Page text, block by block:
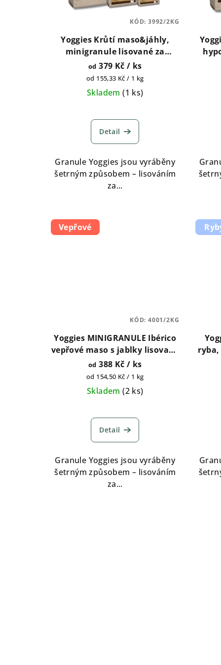
kYoggies Krůtí maso&jáhly,
minigranule lisované za
studena s probiotiky 2kg, 5kg,
15kg
od 379 Kč / ks
Měrná
cena:
od 155,33 Kč / 1 kg
Skladem(1 ks)
Detail
Granule Yoggies jsou vyráběny
šetrným způsobem – lisováním
za...
KÓD:3992/2KG
Vepřové
Yoggies MINIGRANULE Ibérico
vepřové maso s jablky lisované
za studena s probiotiky 2kg,
5kg , 10kg, 20kg
od 388 Kč / ks
Měrná
cena:
od 154,50 Kč / 1 kg
Skladem(2 ks)
Detail
Granule Yoggies jsou vyráběny
šetrným způsobem – lisováním
za...
KÓD:4001/2KG